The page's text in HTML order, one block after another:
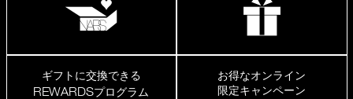
ギフトに交換できる
REWARDSプログラム
お得なオンライン
限定キャンペーン